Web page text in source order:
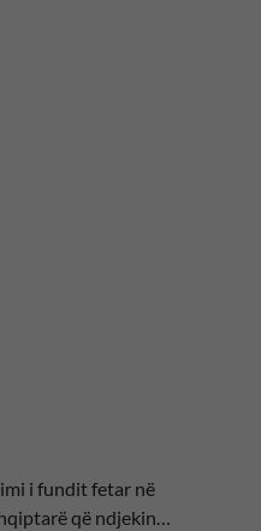
i fundit fetar në
që ndjekin